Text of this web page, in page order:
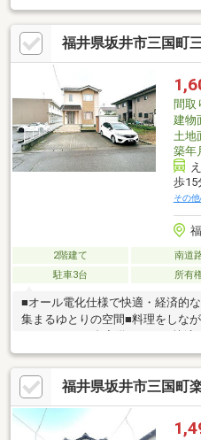
に家庭菜園にもぴったりの物件で
福井県坂井市三国町
間取
建物
土地
築年
歩15
その
2階建て 南道
駐車3台
所有
■オール電化仕様で快適・経済的
集まるゆとりの空間■料理をしな
も安心の駐車スペース■4LDKのゆ
おすすめ■地中熱を利用した24時
荷物もすっきり片付く住まい■水
事動線■イーザまで徒歩圏内！ス
年築の設備充実中古住宅
福井県坂井市三国町